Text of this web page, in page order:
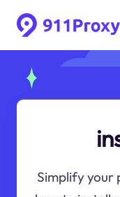
Simplify your